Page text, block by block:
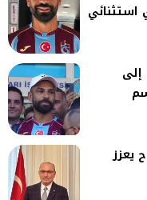
استثنائي
يعزز